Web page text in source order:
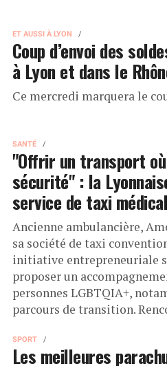
ET AUSSI À LYON
Coup d’envoi des
à Lyon et dans le
Ce mercredi marquera le
SANTÉ
"Offrir un transport
sécurité" : la
service de taxi
Ancienne ambulancière,
sa société de taxi
initiative entrepreneuriale
proposer un
personnes LGBTQIA+,
parcours de transition.
SPORT
Les meilleures